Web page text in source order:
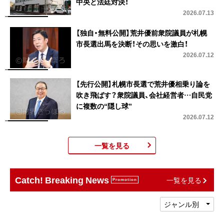
2026.07.13
【独自・無料公開】荒井優前衆院議員が札幌
市長選出馬を決断！その思いを激白！
2026.07.12
【先行公開】札幌市長選で荒井優相乗り論を
吹き飛ばす？衆院議員、会社経営者…自民党
に複数の“隠し球”
2026.07.12
一覧を見る
Catch! Breaking News Promotion 一覧を見る
ジャンル別